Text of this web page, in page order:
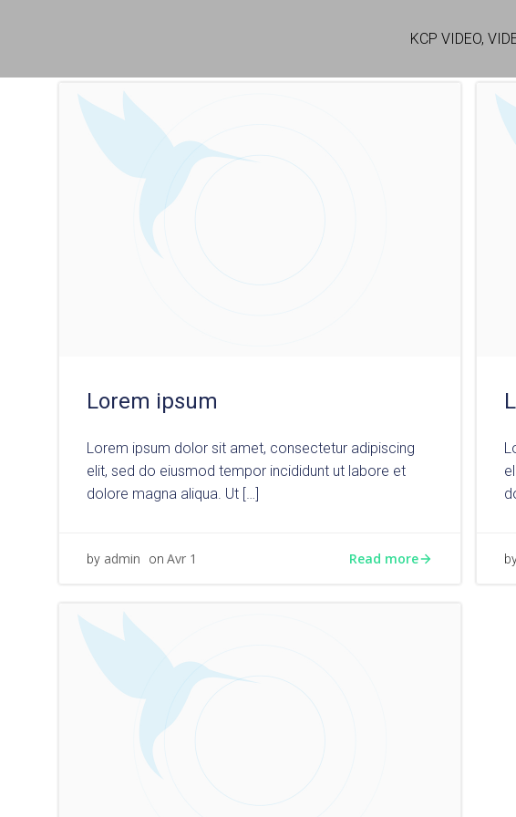
KCP VIDEO,
Lorem ipsum
Lorem ipsum dolor sit amet, consectetur adipiscing
elit, sed do eiusmod tempor incididunt ut labore et
dolore magna aliqua. Ut […]
by admin on Avr 1 Read more